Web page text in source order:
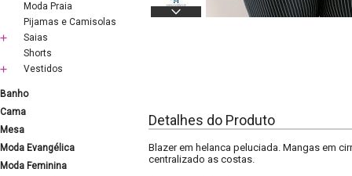
Moda Praia
Pijamas e Camisolas
Saias
Shorts
Vestidos
Banho
Cama
Mesa
Moda Evangélica
Moda Feminina
Detalhes do Produto
Blazer em helanca peluciada. Mangas em
centralizado as costas.